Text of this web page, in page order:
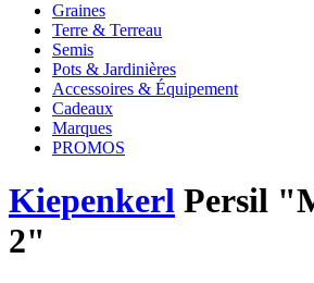
Graines
Terre & Terreau
Semis
Pots & Jardinières
Accessoires & Équipement
Cadeaux
Marques
PROMOS
Kiepenkerl Persil
2"